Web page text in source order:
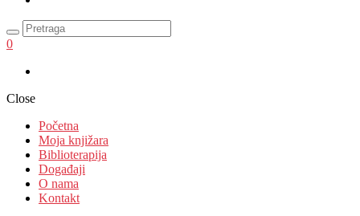
0
Close
Početna
Moja knjižara
Biblioterapija
Događaji
O nama
Kontakt